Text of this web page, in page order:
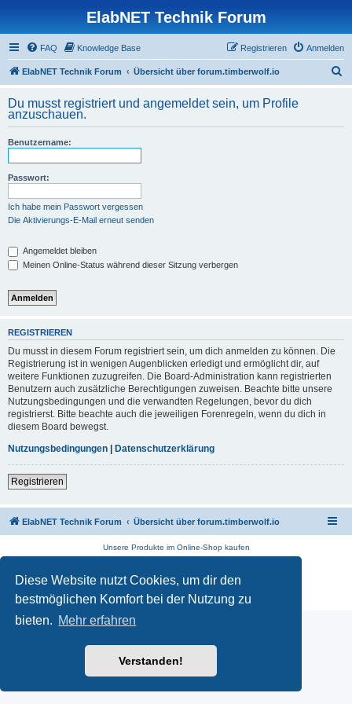
Diese Website nutzt Cookies, um dir den
bestmöglichen Komfort bei der Nutzung zu
bieten. Mehr erfahren
Verstanden!
ElabNET Technik Forum
FAQ Knowledge Base Anmelden
Registrieren
ElabNET Technik Forum Übersicht über forum.timberwolf.io
h
Du musst registriert und angemeldet sein, um Profile
anzuschauen.
Benutzername:
Passwort:
Ich habe mein Passwort vergessen
Die Aktivierungs-E-Mail erneut senden
Angemeldet bleiben
Meinen Online-Status während dieser Sitzung verbergen
REGISTRIEREN
Du musst in diesem Forum registriert sein, um dich anmelden zu können. Die
Registrierung ist in wenigen Augenblicken erledigt und ermöglicht dir, auf
weitere Funktionen zuzugreifen. Die Board-Administration kann registrierten
Benutzern auch zusätzliche Berechtigungen zuweisen. Beachte bitte unsere
Nutzungsbedingungen und die verwandten Regelungen, bevor du dich
registrierst. Bitte beachte auch die jeweiligen Forenregeln, wenn du dich in
diesem Board bewegst.
Nutzungsbedingungen | Datenschutzerklärung
Registrieren
ElabNET Technik Forum Übersicht über forum.timberwolf.io
Unsere Produkte im Online-Shop kaufen
Deutsche Übersetzung durch
phpBB.de
Datenschutz | Nutzungsbedingungen